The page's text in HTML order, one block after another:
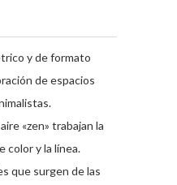
y de formato
de espacios
«zen» trabajan la
color y la línea.
que surgen de las